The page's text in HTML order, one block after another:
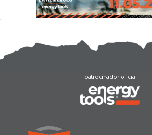
patrocinador oficial